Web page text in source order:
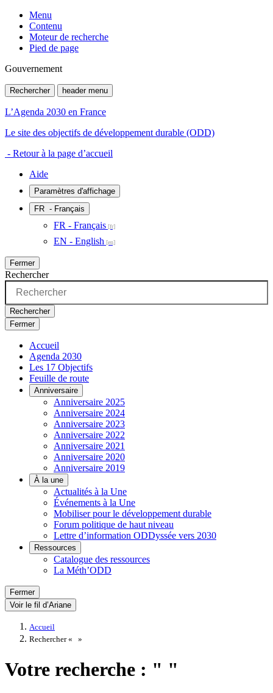
Menu
Contenu
Moteur de recherche
Pied de page
Gouvernement
Rechercher header menu
L’Agenda 2030 en France
Le site des objectifs de développement durable (ODD)
- Retour à la page d’accueil
Aide
Paramètres d'affichage
FR - Français
FR - Français
EN - English
Fermer
Rechercher
Rechercher
Fermer
Accueil
Agenda 2030
Les 17 Objectifs
Feuille de route
Anniversaire
Anniversaire 2025
Anniversaire 2024
Anniversaire 2023
Anniversaire 2022
Anniversaire 2021
Anniversaire 2020
Anniversaire 2019
À la une
Actualités à la Une
Événements à la Une
Mobiliser pour le développement durable
Forum politique de haut niveau
Lettre d’information ODDyssée vers 2030
Ressources
Catalogue des ressources
La Méth’ODD
Fermer
Voir le fil d’Ariane
Accueil
Rechercher «
»
Votre recherche : " "